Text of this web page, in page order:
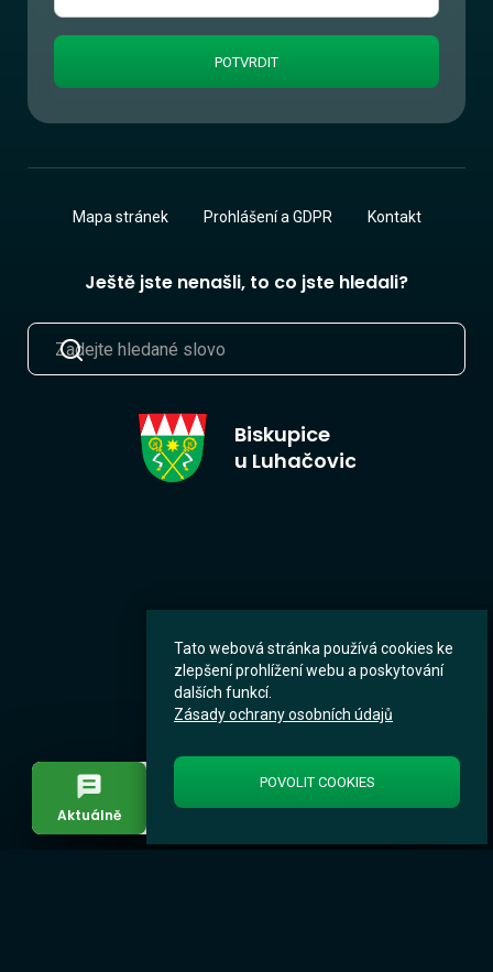
Aktuálně
Biskupice
u Luhačovic
Ještě jste nenašli, to co jste hledali?
Mapa stránek Prohlášení a GDPR Kontakt
Tato webová stránka používá cookies ke
zlepšení prohlížení webu a poskytování
dalších funkcí.
Zásady ochrany osobních údajů
POVOLIT COOKIES